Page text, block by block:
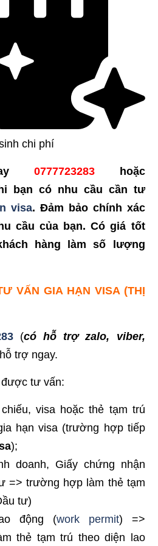
chi phí
0777723283hoặc
bạn có nhu cầu cần tư
visa. Đảm bảo chính xác
cầu của bạn. Có giá tốt
hàng làm số lượng
VẤN GIA HẠN VISA (THỊ
(có hỗ trợ zalo, viber,
trợ ngay.
tư vấn:
visa hoặc thẻ tạm trú
hạn visa (trường hợp tiếp
);
doanh, Giấy chứng nhận
=> trường hợp làm thẻ tạm
tư)
động (work permit) =>
thẻ tạm trú theo diện lao